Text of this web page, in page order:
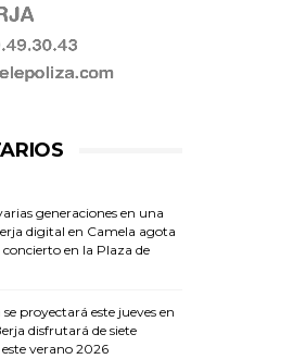
generaciones en una
digital en Camela agota
en la Plaza de
proyectará este jueves en
disfrutará de siete
verano 2026